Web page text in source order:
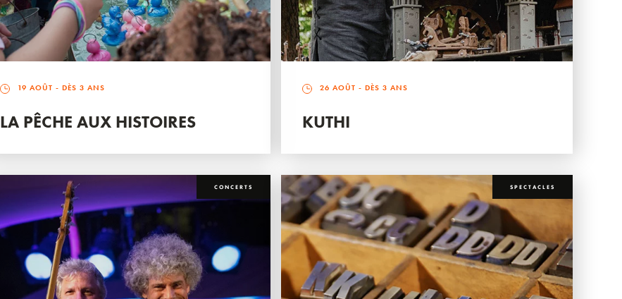
19 AOÛT - DÈS 3 ANS
LA PÊCHE AUX HISTOIRES
26 AOÛT - DÈS 3 ANS
KUTHI
CONCERTS SPECTACLES